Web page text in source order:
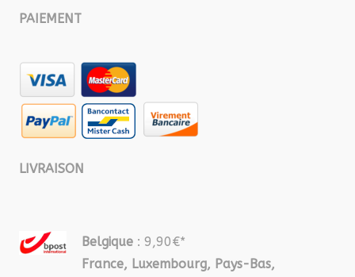
PAIEMENT
LIVRAISON
Belgique : 9,90€*
France, Luxembourg, Pays-Bas,